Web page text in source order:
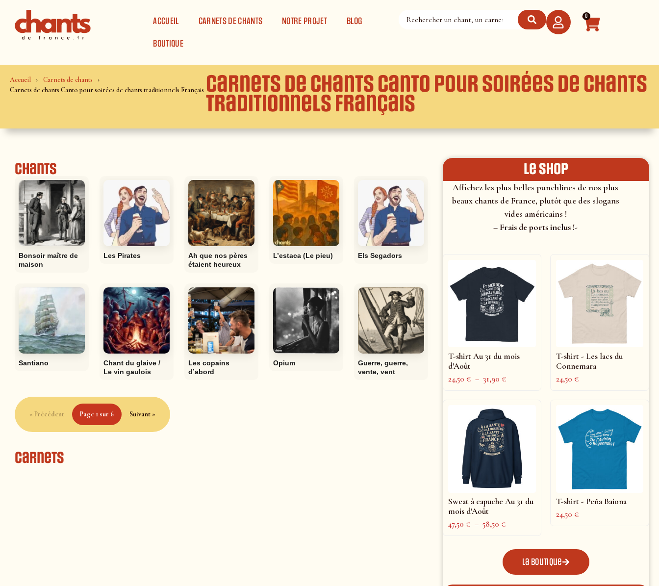
ACCUEIL
CARNETS DE CHANTS NOTRE PROJET BLOG
BOUTIQUE
0
Accueil
Carnets de chants
Carnets de chants Canto pour soirées de chants traditionnels Français Carnets de chants Canto pour soirées de chants
traditionnels Français
Chants
Bonsoir maître de
maison
Les Pirates
Ah que nos pères
étaient heureux
L’estaca (Le pieu) Els Segadors
Santiano
Chant du glaive /
Le vin gaulois
Les copains
d’abord
Opium
Guerre, guerre,
vente, vent
« Précédent Page 1 sur 6 Suivant »
Carnets
le shop
Affichez les plus belles punchlines de nos plus
beaux chants de France, plutôt que des slogans
vides américains !
– Frais de ports inclus !-
T-shirt Au 31 du mois
d'Août
24,50€ – 31,90€
T-shirt - Les lacs du
Connemara
24,50€
Sweat à capuche Au 31 du
mois d'Août
47,50€ – 58,50€
T-shirt - Peña Baiona
24,50€
La boutique